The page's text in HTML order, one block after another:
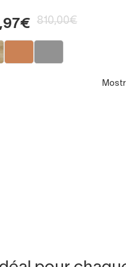
810,00€